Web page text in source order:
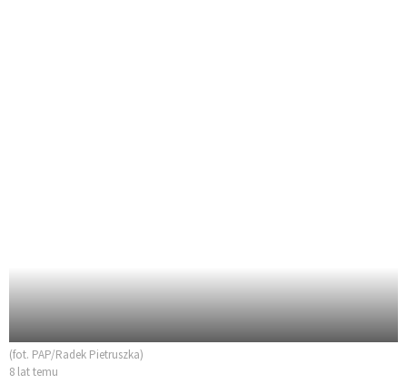
(fot. PAP/Radek Pietruszka)
8 lat temu